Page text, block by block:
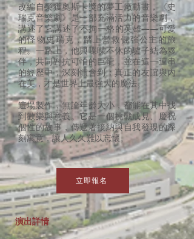
改編自榮獲奧斯卡獎的夢工廠動畫，《史
瑞克音樂劇》是一部充滿活力的音樂劇，
講述了它講述了不拘一格的英雄——可愛
的怪物史瑞克，踏上營救倔強公主的旅
程。一路上，他與喋喋不休的驢子結為夥
伴，共同對抗可怕的巨龍，並在這一連串
的經歷中，深刻體會到：真正的友誼與內
在美，才是世界上最強大的魔法。
這場製作，無論年齡大小，都能在其中找
到歡樂與意義。它是一個挑戰成見、慶祝
個性的故事，傳遞著接納與自我發現的深
刻寓意，讓人久久難以忘懷。
立即報名
演出詳情